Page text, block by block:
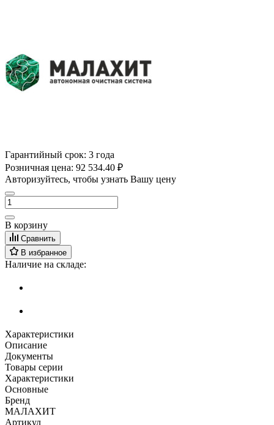
Гарантийный срок: 3 года
Розничная цена: 92 534.40 ₽
Авторизуйтесь, чтобы узнать Вашу цену
В корзину
Сравнить
В избранное
Наличие на складе:
Характеристики
Описание
Документы
Товары серии
Характеристики
Основные
Бренд
МАЛАХИТ
Артикул